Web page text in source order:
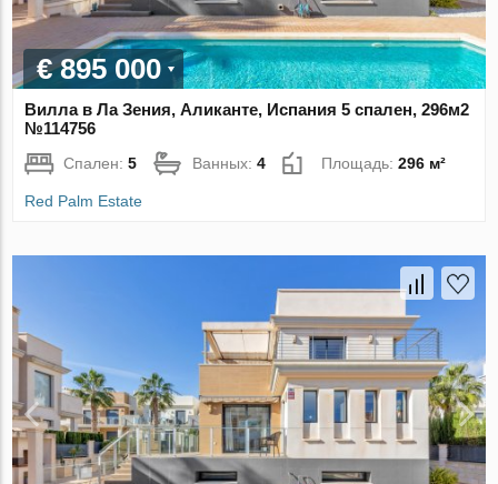
€ 895 000
Вилла в Ла Зения, Аликанте, Испания 5 спален, 296м2
№114756
Спален:5 Ванных:4 Площадь:296 м²
Red Palm Estate